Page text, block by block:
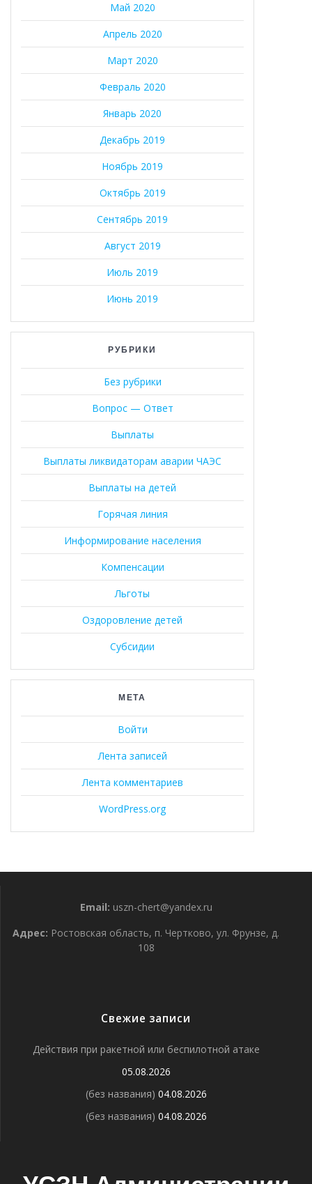
Май 2020
Апрель 2020
Март 2020
Февраль 2020
Январь 2020
Декабрь 2019
Ноябрь 2019
Октябрь 2019
Сентябрь 2019
Август 2019
Июль 2019
Июнь 2019
РУБРИКИ
Без рубрики
Вопрос — Ответ
Выплаты
Выплаты ликвидаторам аварии ЧАЭС
Выплаты на детей
Горячая линия
Информирование населения
Компенсации
Льготы
Оздоровление детей
Субсидии
МЕТА
Войти
Лента записей
Лента комментариев
WordPress.org
Email: uszn-chert@yandex.ru
Адрес: Ростовская область, п. Чертково, ул. Фрунзе, д.
108
Свежие записи
Действия при ракетной или беспилотной атаке
05.08.2026
(без названия) 04.08.2026
(без названия) 04.08.2026